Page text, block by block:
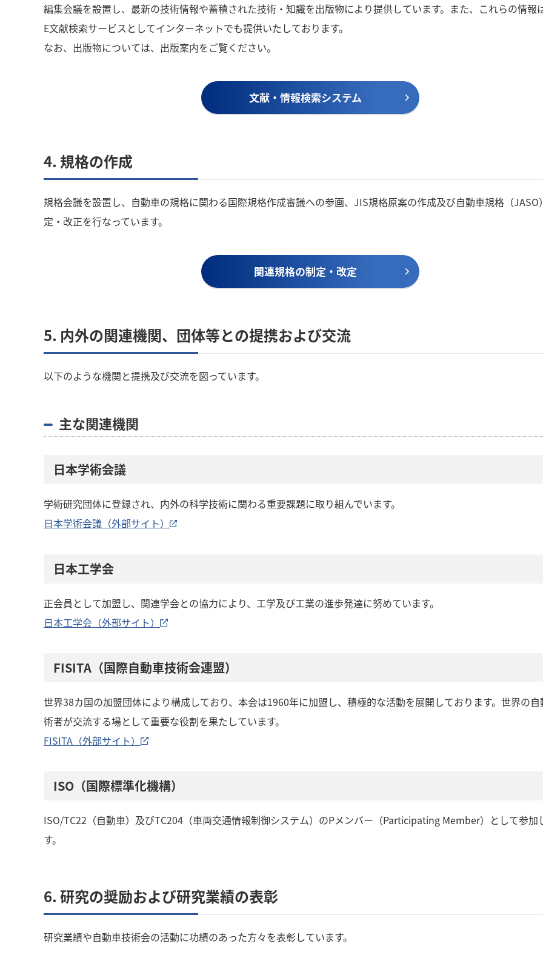
編集会議を設置し、最新の技術情報や蓄積された技術・知識を出版物により提供しています。また、これらの情報
E文献検索サービスとしてインターネットでも提供いたしております。
なお、出版物については、出版案内をご覧ください。
文献・情報検索システム
4. 規格の作成
規格会議を設置し、自動車の規格に関わる国際規格作成審議への参画、JIS規格原案の作成及び自動車規格（JASO
定・改正を行なっています。
関連規格の制定・改定
5. 内外の関連機関、団体等との提携および交流
以下のような機関と提携及び交流を図っています。
主な関連機関
日本学術会議
学術研究団体に登録され、内外の科学技術に関わる重要課題に取り組んでいます。
日本学術会議（外部サイト）
日本工学会
正会員として加盟し、関連学会との協力により、工学及び工業の進歩発達に努めています。
日本工学会（外部サイト）
FISITA（国際自動車技術会連盟）
世界38カ国の加盟団体により構成しており、本会は1960年に加盟し、積極的な活動を展開しております。世界の
術者が交流する場として重要な役割を果たしています。
FISITA（外部サイト）
ISO（国際標準化機構）
ISO/TC22（自動車）及びTC204（車両交通情報制御システム）のPメンバー（Participating Member）として参加
す。
6. 研究の奨励および研究業績の表彰
研究業績や自動車技術会の活動に功績のあった方々を表彰しています。